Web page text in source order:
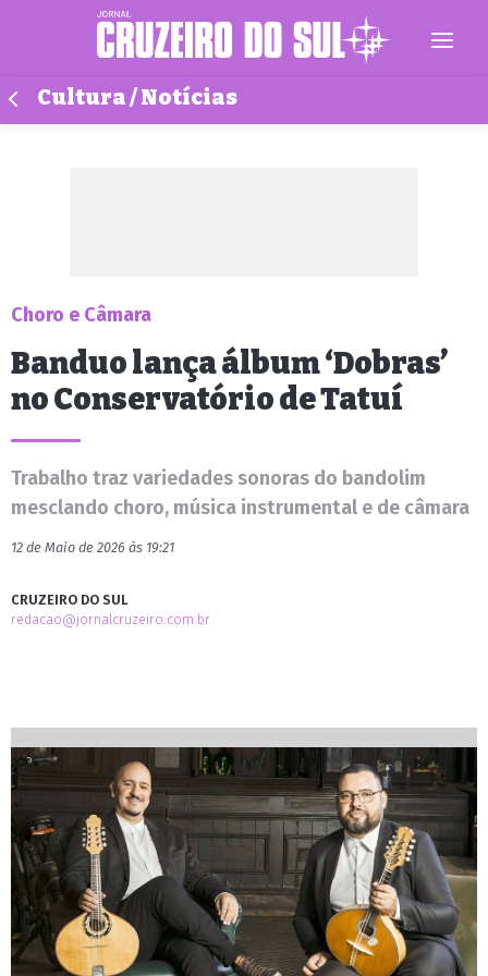
Cultura / Notícias
Choro e Câmara
Banduo lança álbum ‘Dobras’
no Conservatório de Tatuí
Trabalho traz variedades sonoras do bandolim
mesclando choro, música instrumental e de câmara
12 de Maio de 2026 às 19:21
CRUZEIRO DO SUL
redacao@jornalcruzeiro.com.br